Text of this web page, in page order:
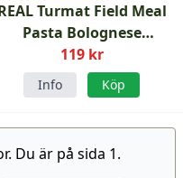
Turmat Field Meal
Pasta Bolognese
frystorkad
119 kr
Info Köp
Du är på sida 1.